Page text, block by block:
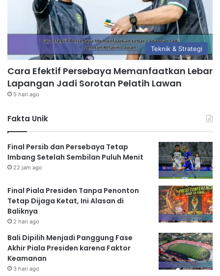
Teknik & Strategi
Cara Efektif Persebaya Memanfaatkan Lebar
Lapangan Jadi Sorotan Pelatih Lawan
5 hari ago
Fakta Unik
Final Persib dan Persebaya Tetap
Imbang Setelah Sembilan Puluh Menit
22 jam ago
Final Piala Presiden Tanpa Penonton
Tetap Dijaga Ketat, Ini Alasan di
Baliknya
2 hari ago
Bali Dipilih Menjadi Panggung Fase
Akhir Piala Presiden karena Faktor
Keamanan
3 hari ago